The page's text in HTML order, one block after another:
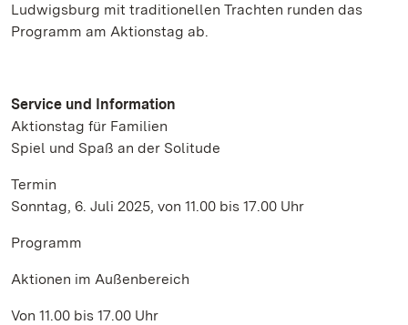
Ludwigsburg mit traditionellen Trachten runden das
Programm am Aktionstag ab.
Service und Information
Aktionstag für Familien
Spiel und Spaß an der Solitude
Termin
Sonntag, 6. Juli 2025, von 11.00 bis 17.00 Uhr
Programm
Aktionen im Außenbereich
Von 11.00 bis 17.00 Uhr